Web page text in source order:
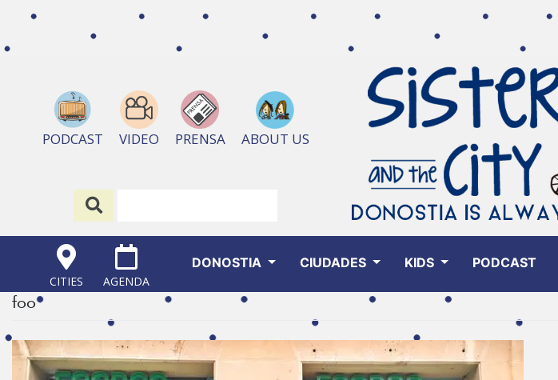
PODCAST VIDEO PRENSA ABOUT US
CITIES AGENDA
DONOSTIA CIUDADES KIDS PODCAST
foo